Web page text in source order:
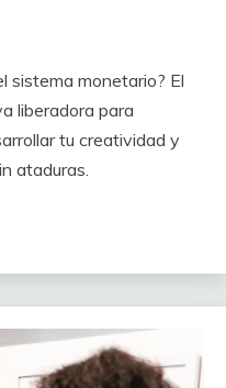
sistema monetario? El
liberadora para
tu creatividad y
ataduras.